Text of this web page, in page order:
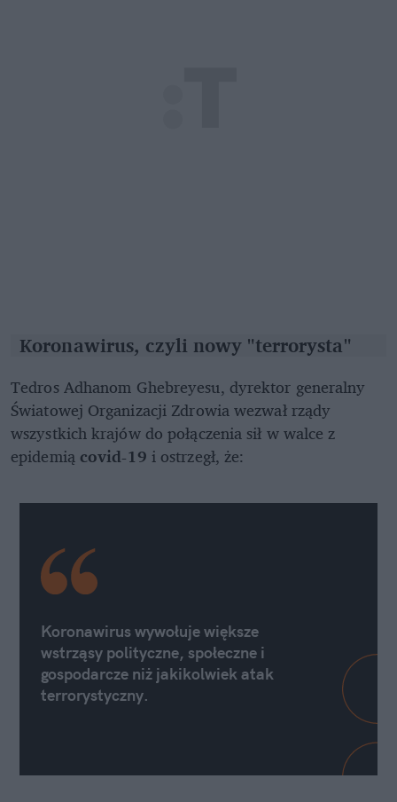
Koronawirus, czyli nowy "terrorysta"
Tedros Adhanom Ghebreyesu, dyrektor generalny
Światowej Organizacji Zdrowia wezwał rządy
wszystkich krajów do połączenia sił w walce z
epidemią covid-19 i ostrzegł, że:
Koronawirus wywołuje większe
wstrząsy polityczne, społeczne i
gospodarcze niż jakikolwiek atak
terrorystyczny.